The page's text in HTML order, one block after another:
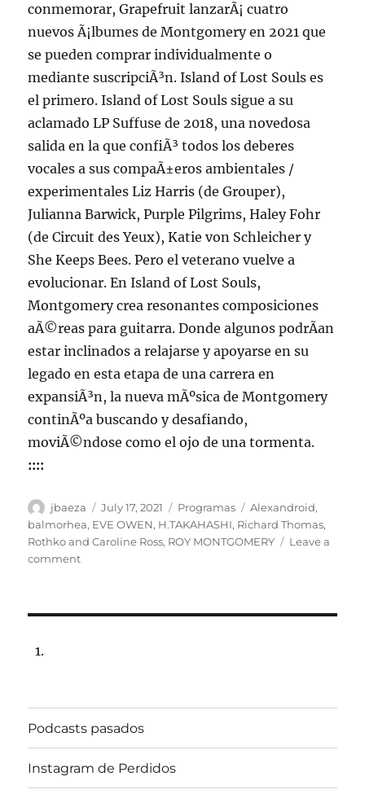
conmemorar, Grapefruit lanzarÃ¡ cuatro
nuevos Ã¡lbumes de Montgomery en 2021 que
se pueden comprar individualmente o
mediante suscripciÃ³n. Island of Lost Souls es
el primero. Island of Lost Souls sigue a su
aclamado LP Suffuse de 2018, una novedosa
salida en la que confiÃ³ todos los deberes
vocales a sus compaÃ±eros ambientales /
experimentales Liz Harris (de Grouper),
Julianna Barwick, Purple Pilgrims, Haley Fohr
(de Circuit des Yeux), Katie von Schleicher y
She Keeps Bees. Pero el veterano vuelve a
evolucionar. En Island of Lost Souls,
Montgomery crea resonantes composiciones
aÃ©reas para guitarra. Donde algunos podrÃ­an
estar inclinados a relajarse y apoyarse en su
legado en esta etapa de una carrera en
expansiÃ³n, la nueva mÃºsica de Montgomery
continÃºa buscando y desafiando,
moviÃ©ndose como el ojo de una tormenta.
::::
Author
jbaeza
Posted
on
July 17, 2021 Categories
Programas Tags
Alexandroid,
balmorhea, EVE OWEN, H.TAKAHASHI, Richard Thomas,
Rothko and Caroline Ross, ROY MONTGOMERY
Leave a
commenton
hrs
102.5fm
Radio
U.
Podcasts pasados
Instagram de Perdidos